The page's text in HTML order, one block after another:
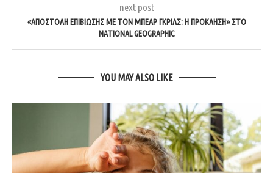
next post
«ΑΠΟΣΤΟΛΗ ΕΠΙΒΙΩΣΗΣ ΜΕ ΤΟΝ ΜΠΕΑΡ ΓΚΡΙΛΣ: Η ΠΡΟΚΛΗΣΗ» ΣΤΟ
NATIONAL GEOGRAPHIC
YOU MAY ALSO LIKE